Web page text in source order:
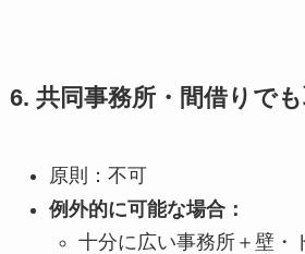
6. 共同事務所・間借りで
原則：不可
例外的に可能な場合：
十分に広い事務所＋壁・